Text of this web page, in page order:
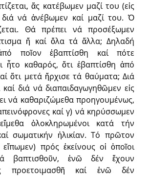
ἄς κατέβωμεν μαζί του (εἰς
νά ἀνέβωμεν καί μαζί του. Ὁ
Θά πρέπει νά προσέξωμεν
ἤ καί ὅλα τά ἄλλα; Δηλαδή
ποῖον ἐβαπτίσθη καί πότε
ἦτο καθαρός, ὅτι ἐβαπτίσθη ἀπό
ὅτι μετά ἤρχισε τά θαύματα; Διά
διά νά διαπαιδαγωγηθῶμεν εἰς
νά καθαριζώμεθα προηγουμένως,
καί γ) νά κηρύσσωμεν
ὁλοκληρωμένοι κατά τήν
σωματικήν ἡλικίαν. Τό πρῶτον
πρός ἐκείνους οἱ ὁποῖοι
βαπτισθοῦν, ἐνῶ δέν ἔχουν
προετοιμασθῆ καί ἐνῶ δέν